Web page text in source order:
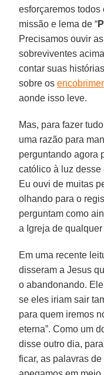
esforçaremos
missão e lema de “
Precisamos ouvir
sobreviventes
contar suas
sobre os
aonde isso leve.
Mas, para fazer
uma razão para
perguntando agora
católico à luz desse
Eu ouvi de muitas
olhando para o
perguntam como
a Igreja de
Em uma recente
disseram a Jesus
o abandonando.
se eles iriam sair
para quem iremos
eterna”. Como um
disse outro dia,
ficar, as palavras